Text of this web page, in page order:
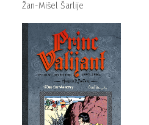
Žan-Mišel Šarlije